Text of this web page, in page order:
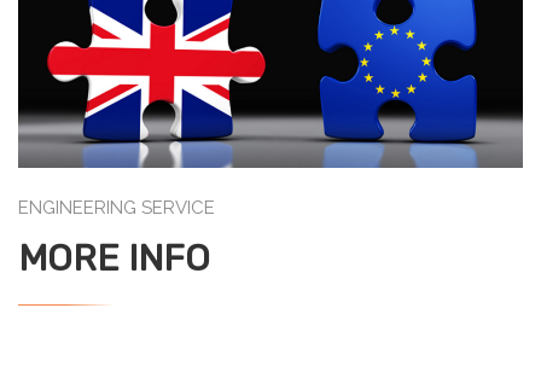
ENGINEERING SERVICE
MORE INFO